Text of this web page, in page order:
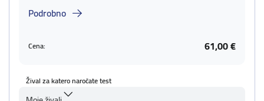
Podrobno
Cena: 61,00 €
Žival za katero naročate test